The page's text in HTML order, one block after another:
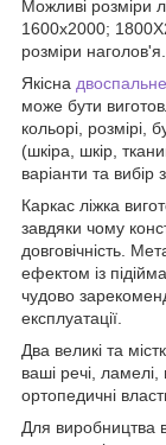
Можливі розміри
1600х2000;
розміри наголов'я.
Якісна
може бути
кольорі, розмірі,
(шкіра, шкір,
варіанти та вибір
Каркас ліжка
завдяки чому
довговічність.
ефектом із
чудово
експлуатації.
Два великі та
ваші речі, ламелі,
ортопедичні
Для виробництва